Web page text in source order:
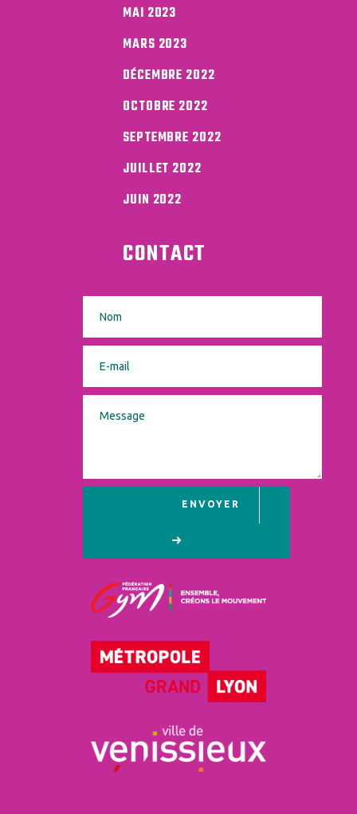
MAI 2023
MARS 2023
DÉCEMBRE 2022
OCTOBRE 2022
SEPTEMBRE 2022
JUILLET 2022
JUIN 2022
CONTACT
ENVOYER